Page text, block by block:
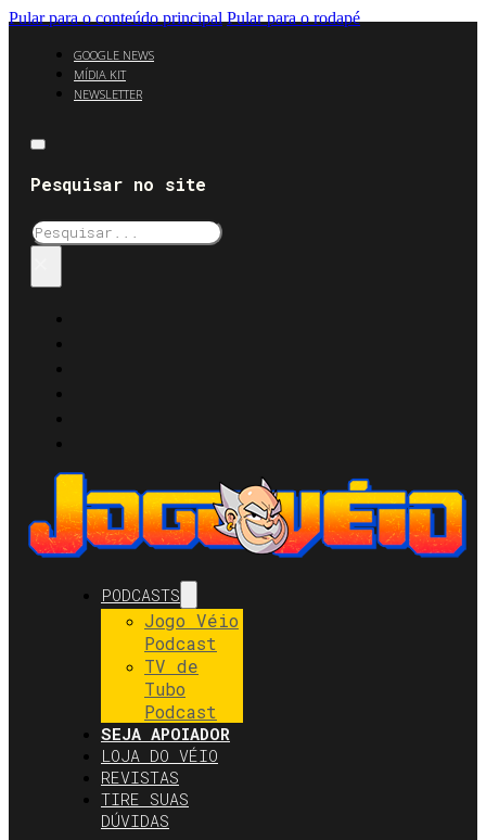
Pular para o conteúdo principal Pular para o rodapé
GOOGLE NEWS
MÍDIA KIT
NEWSLETTER
Pesquisar no site
Pesquisar
PODCASTS
Jogo Véio
Podcast
TV de
Tubo
Podcast
SEJA APOIADOR
LOJA DO VÉIO
REVISTAS
TIRE SUAS
DÚVIDAS